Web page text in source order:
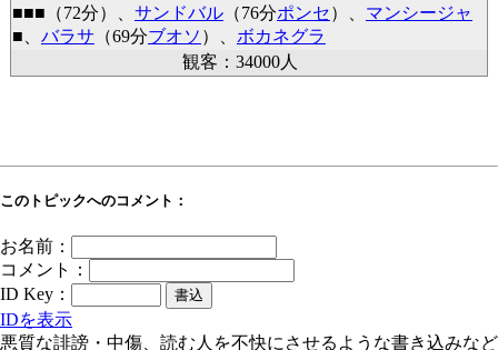
■■■ （72分）、 サンドバル（76分ポンセ）、 マンシージャ
■
バラサ （69分ブオソ ）、 ボカネグラ
観客：34000人
このトピックへのコメント：
お名前：
コメント：
ID Key：
IDを表示
悪質な誹謗・中傷、読む人を不快にさせるような書き込みなど